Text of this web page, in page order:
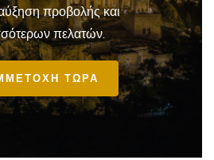
προβολής και
πελατών.
ΤΩΡΑ